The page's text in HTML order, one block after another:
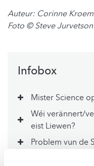
Auteur: Corinne
Foto © Steve Jurvetson
Infobox
Mister Science
Wéi verännert/
eist Liewen?
Problem vun de